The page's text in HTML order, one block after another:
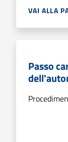
VAI ALLA
Passo